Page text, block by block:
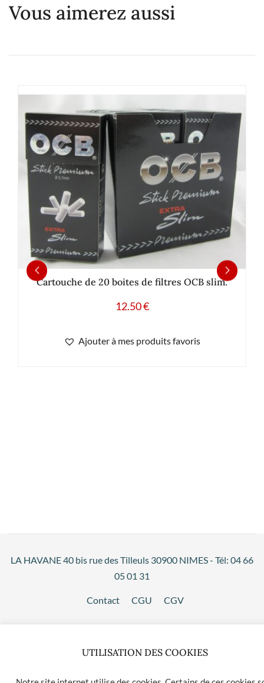
Vous aimerez aussi
Cartouche de 20 boites de filtres OCB slim.
12.50€
Ajouter à mes produits favoris
LA HAVANE 40 bis rue des Tilleuls 30900 NIMES - Tél: 04 66
05 01 31
Contact CGU CGV
UTILISATION DES COOKIES